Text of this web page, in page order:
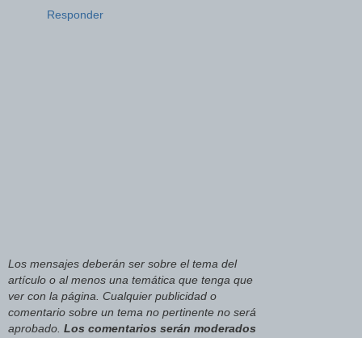
Responder
Los mensajes deberán ser sobre el tema del
artículo o al menos una temática que tenga que
ver con la página. Cualquier publicidad o
comentario sobre un tema no pertinente no será
aprobado. Los comentarios serán moderados